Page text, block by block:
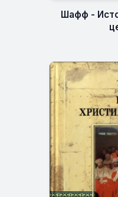
Шафф -